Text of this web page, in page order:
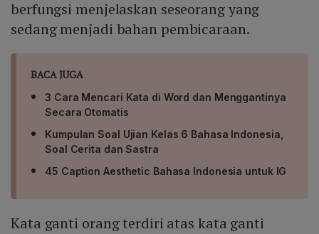
berfungsi menjelaskan seseorang yang
sedang menjadi bahan pembicaraan.
BACA JUGA
3 Cara Mencari Kata di Word dan Menggantinya
Secara Otomatis
Kumpulan Soal Ujian Kelas 6 Bahasa Indonesia,
Soal Cerita dan Sastra
45 Caption Aesthetic Bahasa Indonesia untuk IG
Kata ganti orang terdiri atas kata ganti